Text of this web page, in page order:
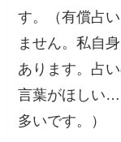
す。（有償占
ません。私自
あります。占
言葉がほしい
多いです。）